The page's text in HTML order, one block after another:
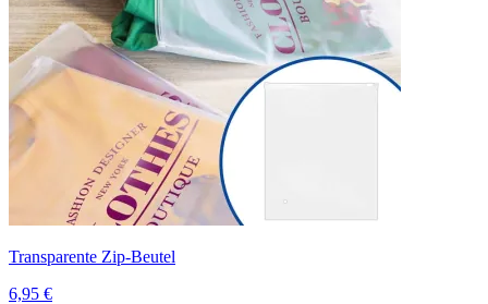
Transparente Zip-Beutel
6,95 €